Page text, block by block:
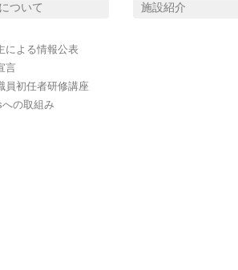
ついて
による情報公表
言
員初任者研修講座
への取組み
施設紹介